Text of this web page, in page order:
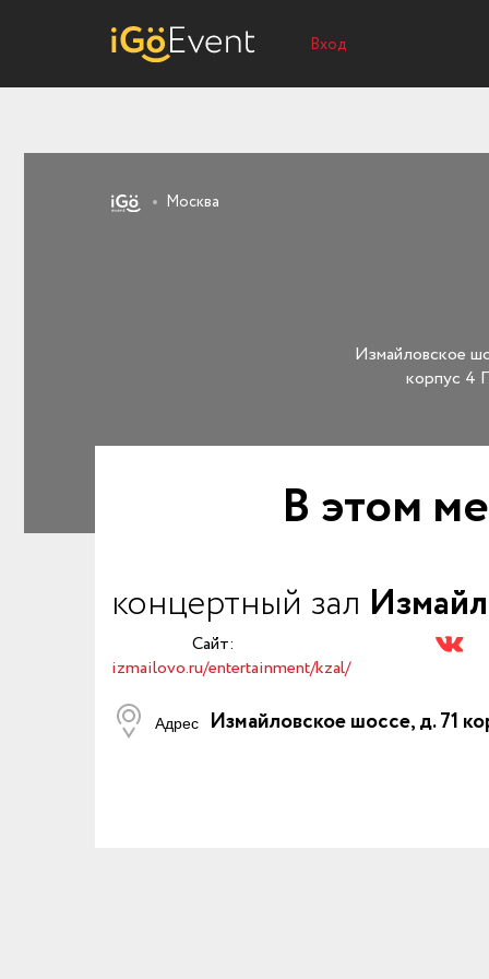
Вход
Москва
Измайловское
корпус 4
В этом
концертный зал
Сайт:
izmailovo.ru/entertainment/kzal/
Адрес Измайловское шоссе, д. 71